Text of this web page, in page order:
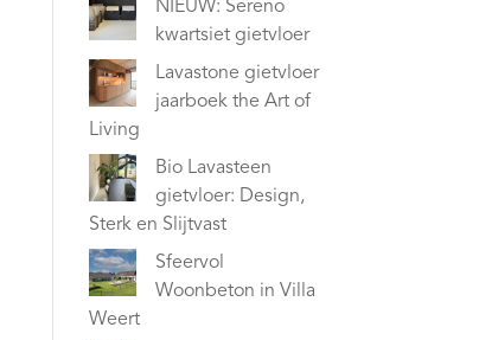
NIEUW: Sereno
kwartsiet gietvloer
Lavastone gietvloer
jaarboek the Art of
Living
Bio Lavasteen
gietvloer: Design,
Sterk en Slijtvast
Sfeervol
Woonbeton in Villa
Weert